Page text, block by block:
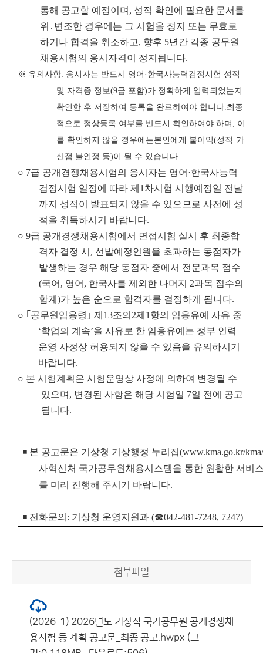
통해 공고할 예정이며, 성적 확인에 필요한 문서를
위․변조한 경우에는 그 시험을 정지 또는 무효로
하거나 합격을 취소하고, 향후 5년간 각종 공무원
채용시험의 응시자격이 정지됩니다.
※ 유의사항: 응시자는 반드시 영어 · 한국사능력검정시험 성적
및 자격증 정보(9급 포함)가 정확하게 입력되었는지
확인한 후 저장하여 등록을 완료하여야 합니다. 최종
적으로 정상등록 여부를 반드시 확인하여야 하며
이
를 확인하지 않을 경우에는본인에게 불이익(성적 · 가
산점 불인정 등)이 될 수 있습니다.
○ 7급 공개경쟁채용시험의 응시자는 영어·한국사능력
검정시험 일정에 따라 제1차시험 시행예정일 전날
까지 성적이 발표되지 않을 수 있으므로 사전에 성
적을 취득하시기 바랍니다.
○ 9급 공개경쟁채용시험에서 면접시험 실시 후 최종합
격자 결정 시, 선발예정인원을 초과하는 동점자가
발생하는 경우 해당 동점자 중에서 전문과목 점수
(국어, 영어, 한국사를 제외한 나머지 2과목 점수의
합계)가 높은 순으로 합격자를 결정하게 됩니다.
○ ｢공무원임용령｣ 제13조의2제1항의 임용유예 사유 중
‘학업의 계속’을 사유로 한 임용유예는 정부 인력
운영 사정상 허용되지 않을 수 있음을 유의하시기
바랍니다.
○ 본 시험계획은 시험운영상 사정에 의하여 변경될 수
있으며, 변경된 사항은 해당 시험일 7일 전에 공고
됩니다.
◾ 본 공고문은 기상청 기상행정 누리집(www.kma.go.kr/
사혁신처 국가공무원채용시스템을 통한 원활한 서비
를 미리 진행해 주시기 바랍니다.
◾ 전화문의: 기상청 운영지원과 (☎042-481-7248, 7247)
첨부파일
(2026-1) 2026년도 기상직 국가공무원 공개경쟁채
용시험 등 계획 공고문_최종 공고.hwpx (크